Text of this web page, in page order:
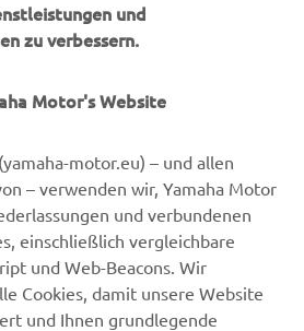
haben.
Uhr CET
am Donnerstag, dem 03.
Nachricht (Instagram,
worauf sie daraufhin 24
Email-Adresse, Namen, Adresse
zugeben, damit wir die
können.
und
zu verbessern.
Motor's Website
motor.eu) – und allen
– verwenden wir, Yamaha Motor
und verbundenen
einschließlich vergleichbare
und Web-Beacons. Wir
Cookies, damit unsere Website
und Ihnen grundlegende